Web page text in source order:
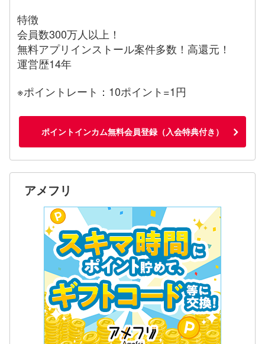
特徴
会員数300万人以上！
無料アプリインストール案件多数！高還元！
運営歴14年
※ポイントレート：10ポイント=1円
ポイントインカム無料会員登録（入会特典付き）
アメフリ